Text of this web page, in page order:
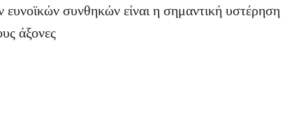
συνθηκών είναι η σημαντική υστέρηση
άξονες